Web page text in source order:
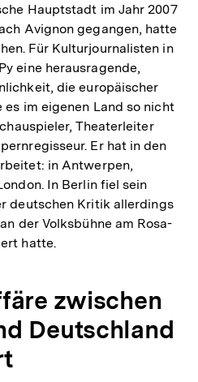
Hauptstadt im Jahr 2007
Avignon gegangen, hatte
Für Kulturjournalisten in
eine herausragende,
die europäischer
im eigenen Land so nicht
Theaterleiter
Er hat in den
in Antwerpen,
In Berlin fiel sein
deutschen Kritik allerdings
der Volksbühne am Rosa-
hatte.
zwischen
Deutschland